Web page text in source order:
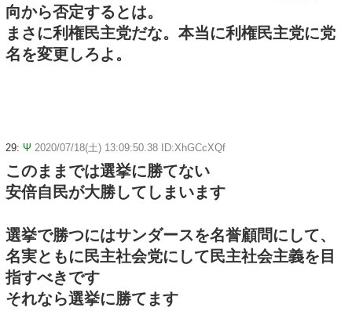
向から否定するとは。
まさに利権民主党だな。本当に利権民主党に党
名を変更しろよ。
29: Ψ 2020/07/18(土) 13:09:50.38 ID:XhGCcXQf
このままでは選挙に勝てない
安倍自民が大勝してしまいます
選挙で勝つにはサンダースを名誉顧問にして、
名実ともに民主社会党にして民主社会主義を目
指すべきです
それなら選挙に勝てます